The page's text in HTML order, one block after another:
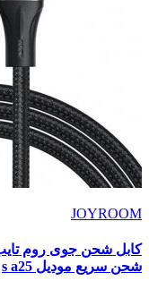
JOYROOM
شحن سريع موديل s a25